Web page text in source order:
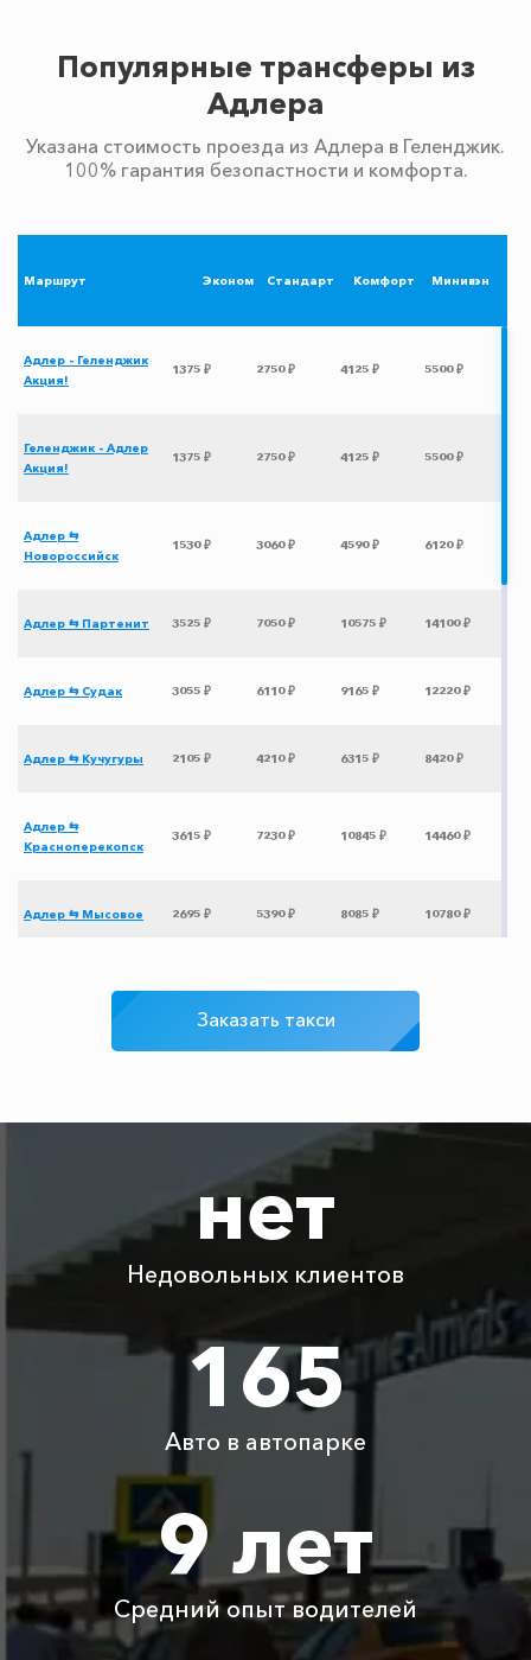
Популярные трансферы из
Адлера
Указана стоимость проезда из Адлера в Геленджик.
100% гарантия безопастности и комфорта.
Маршрут Эконом Стандарт Комфорт Минивэн
Адлер - Геленджик
Акция!
1375 ₽ 2750 ₽ 4125 ₽ 5500 ₽
Геленджик - Адлер
Акция!
1375 ₽ 2750 ₽ 4125 ₽ 5500 ₽
Адлер ⇆
Новороссийск
1530 ₽ 3060 ₽ 4590 ₽ 6120 ₽
Адлер ⇆ Партенит 3525 ₽ 7050 ₽ 10575 ₽ 14100 ₽
Адлер ⇆ Судак 3055 ₽ 6110 ₽ 9165 ₽ 12220 ₽
Адлер ⇆ Кучугуры 2105 ₽ 4210 ₽ 6315 ₽ 8420 ₽
Адлер ⇆
Красноперекопск
3615 ₽ 7230 ₽ 10845 ₽ 14460 ₽
Адлер ⇆ Мысовое 2695 ₽ 5390 ₽ 8085 ₽ 10780 ₽
200 ₽ 250 ₽ 300 ₽
3640 ₽
24450 ₽
8800 ₽
300 ₽ 350 ₽
Бесплатно
Бесплатно Бесплатно Бесплатно
Аренда автомобиля
Заказать такси
нет
Недовольных клиентов
165
Авто в автопарке
9 лет
Средний опыт водителей